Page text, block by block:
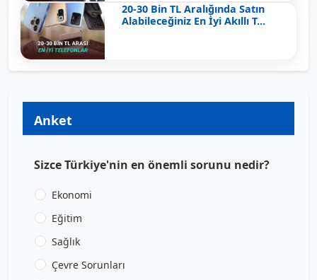
20-30 Bin TL Aralığında Satın
Alabileceğiniz En İyi Akıllı T...
Anket
Sizce Türkiye'nin en önemli sorunu nedir?
Ekonomi
Eğitim
Sağlık
Çevre Sorunları